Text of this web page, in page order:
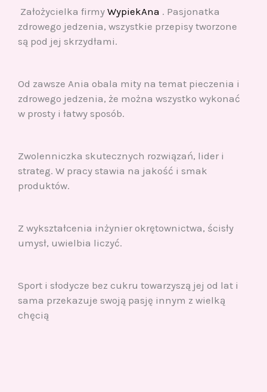
Założycielka firmy WypiekAna . Pasjonatka
zdrowego jedzenia, wszystkie przepisy tworzone
są pod jej skrzydłami.
Od zawsze Ania obala mity na temat pieczenia i
zdrowego jedzenia, że można wszystko wykonać
w prosty i łatwy sposób.
Zwolenniczka skutecznych rozwiązań, lider i
strateg. W pracy stawia na jakość i smak
produktów.
Z wykształcenia inżynier okrętownictwa, ścisły
umysł, uwielbia liczyć.
Sport i słodycze bez cukru towarzyszą jej od lat i
sama przekazuje swoją pasję innym z wielką
chęcią